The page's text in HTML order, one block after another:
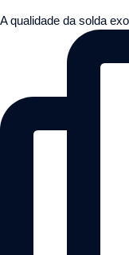
A qualidade da solda